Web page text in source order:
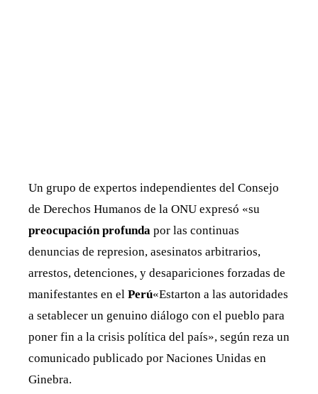
Un grupo de expertos independientes del Consejo
de Derechos Humanos de la ONU expresó «su
preocupación profunda por las continuas
denuncias de represion, asesinatos arbitrarios,
arrestos, detenciones, y desapariciones forzadas de
manifestantes en el Perú«Estarton a las autoridades
a setablecer un genuino diálogo con el pueblo para
poner fin a la crisis política del país», según reza un
comunicado publicado por Naciones Unidas en
Ginebra.